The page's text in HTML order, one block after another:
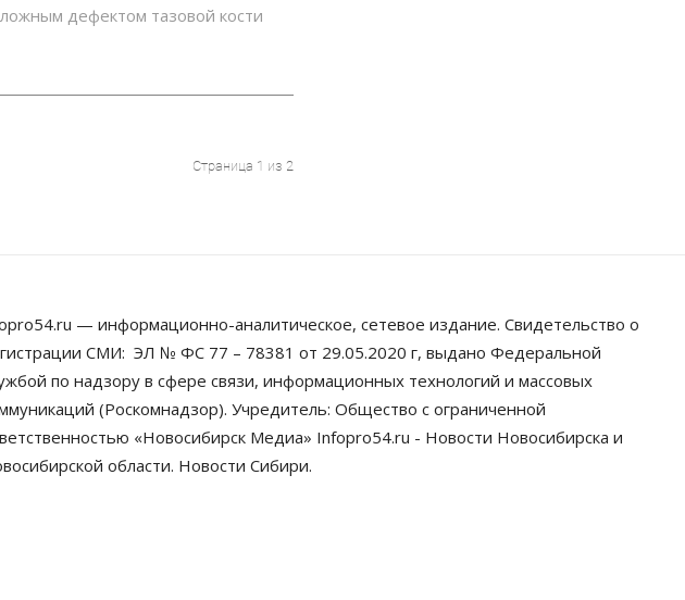
дефектом тазовой кости
Страница 1 из 2
— информационно-аналитическое, сетевое издание. Свидетельство о
СМИ: ЭЛ № ФС 77 – 78381 от 29.05.2020 г, выдано Федеральной
по надзору в сфере связи, информационных технологий и массовых
(Роскомнадзор). Учредитель: Общество с ограниченной
«Новосибирск Медиа» Infopro54.ru - Новости Новосибирска и
области. Новости Сибири.